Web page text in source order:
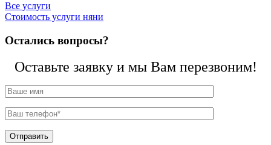
Все услуги
Стоимость услуги няни
Остались вопросы?
Оставьте заявку и мы Вам перезвоним!